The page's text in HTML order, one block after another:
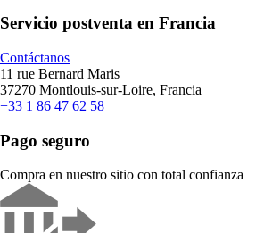
Servicio postventa en Francia
Contáctanos
11 rue Bernard Maris
37270 Montlouis-sur-Loire, Francia
+33 1 86 47 62 58
Pago seguro
Compra en nuestro sitio con total confianza